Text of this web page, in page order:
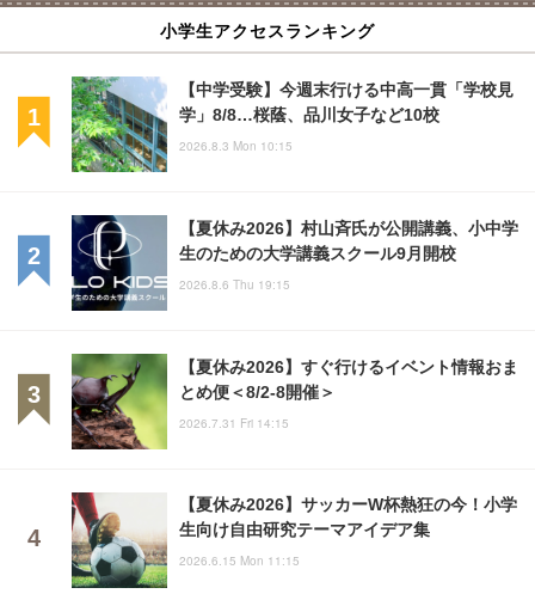
小学生アクセスランキング
【中学受験】今週末行ける中高一貫「学校見
学」8/8…桜蔭、品川女子など10校
2026.8.3 Mon 10:15
【夏休み2026】村山斉氏が公開講義、小中学
生のための大学講義スクール9月開校
2026.8.6 Thu 19:15
【夏休み2026】すぐ行けるイベント情報おま
とめ便＜8/2-8開催＞
2026.7.31 Fri 14:15
【夏休み2026】サッカーW杯熱狂の今！小学
生向け自由研究テーマアイデア集
2026.6.15 Mon 11:15